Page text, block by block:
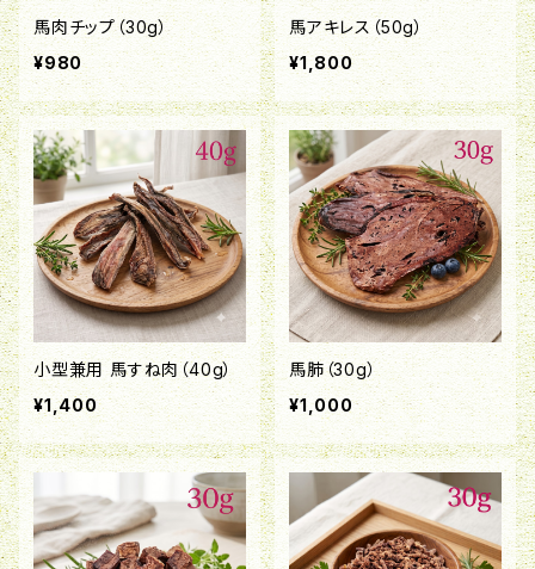
馬肉チップ（30g）
¥980
馬アキレス（50g）
¥1,800
小型兼用 馬すね肉（40g）
¥1,400
馬肺（30g）
¥1,000